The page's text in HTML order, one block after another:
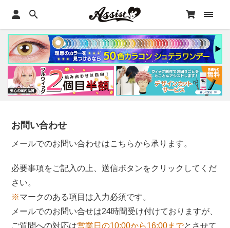
お問い合わせ
メールでのお問い合わせはこちらから承ります。
必要事項をご記入の上、送信ボタンをクリックしてくだ
さい。
※マークのある項目は入力必須です。
メールでのお問い合せは24時間受け付けておりますが、
ご質問への対応は営業日の10:00から16:00までとさせて